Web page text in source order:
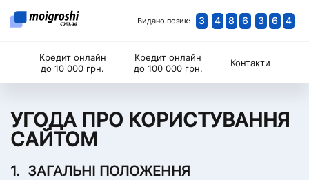
Кредит онлайн
до 10 000 грн.
Кредит онлайн
до 100 000 грн.
Контакти
Видано позик: 3 4 8 6 3 6 4
УГОДА ПРО КОРИСТУВАННЯ
САЙТОМ
ЗАГАЛЬНІ ПОЛОЖЕННЯ